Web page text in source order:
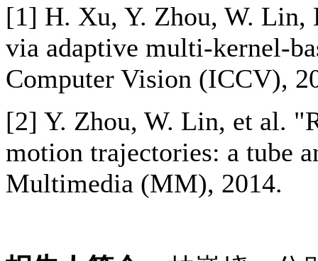
[1] H. Xu, Y. Zhou, W. Lin,
via adaptive multi-kernel-
Computer Vision (ICCV),
[2] Y. Zhou, W. Lin, et al.
motion trajectories: a tube
Multimedia (MM), 2014.